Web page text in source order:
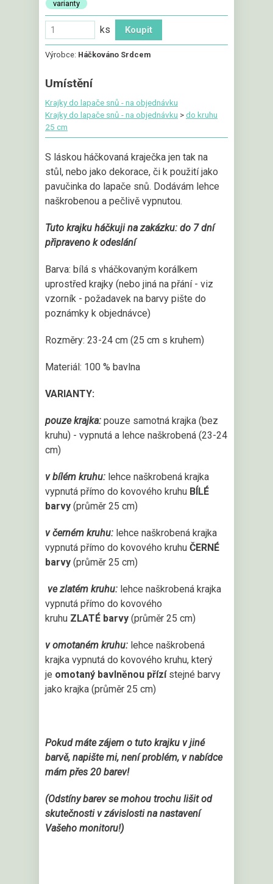
varianty
ks
Výrobce: Háčkováno Srdcem
Umístění
Krajky do lapače snů - na objednávku
Krajky do lapače snů - na objednávku >do kruhu
25 cm
S láskou háčkovaná kraječka jen tak na
stůl, nebo jako dekorace, či k použití jako
pavučinka do lapače snů. Dodávám lehce
naškrobenou a pečlivě vypnutou.
Tuto krajku háčkuji na zakázku: do 7 dní
připraveno k odeslání
Barva: bílá s vháčkovaným korálkem
uprostřed krajky (nebo jiná na přání - viz
vzorník - požadavek na barvy pište do
poznámky k objednávce)
Rozměry: 23-24 cm (25 cm s kruhem)
Materiál: 100 % bavlna
VARIANTY:
pouze krajka: pouze samotná krajka (bez
kruhu) - vypnutá a lehce naškrobená (23-24
cm)
v bílém kruhu: lehce naškrobená krajka
vypnutá přímo do kovového kruhu BÍLÉ
barvy (průměr 25 cm)
v černém kruhu: lehce naškrobená krajka
vypnutá přímo do kovového kruhu ČERNÉ
barvy (průměr 25 cm)
ve zlatém kruhu: lehce naškrobená krajka
vypnutá přímo do kovového
kruhu ZLATÉ barvy (průměr 25 cm)
v omotaném kruhu: lehce naškrobená
krajka vypnutá do kovového kruhu, který
je omotaný bavlněnou přízístejné barvy
jako krajka (průměr 25 cm)
Pokud máte zájem o tuto krajku v jiné
barvě, napište mi, není problém, v nabídce
mám přes 20 barev!
(Odstíny barev se mohou trochu lišit od
skutečnosti v závislosti na nastavení
Vašeho monitoru!)